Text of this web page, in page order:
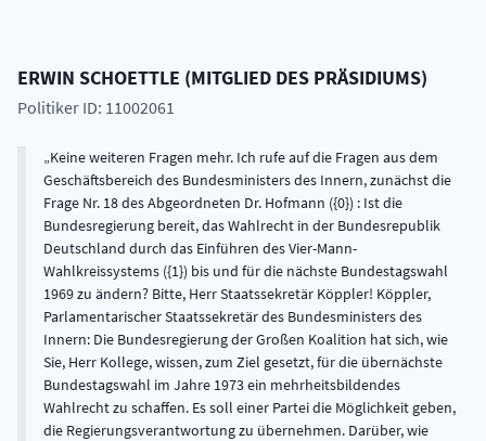
ERWIN SCHOETTLE (MITGLIED DES PRÄSIDIUMS)
Politiker ID: 11002061
Keine weiteren Fragen mehr. Ich rufe auf die Fragen aus dem
Geschäftsbereich des Bundesministers des Innern, zunächst die
Frage Nr. 18 des Abgeordneten Dr. Hofmann ({0}) : Ist die
Bundesregierung bereit, das Wahlrecht in der Bundesrepublik
Deutschland durch das Einführen des Vier-Mann-
Wahlkreissystems ({1}) bis und für die nächste Bundestagswahl
1969 zu ändern? Bitte, Herr Staatssekretär Köppler! Köppler,
Parlamentarischer Staatssekretär des Bundesministers des
Innern: Die Bundesregierung der Großen Koalition hat sich, wie
Sie, Herr Kollege, wissen, zum Ziel gesetzt, für die übernächste
Bundestagswahl im Jahre 1973 ein mehrheitsbildendes
Wahlrecht zu schaffen. Es soll einer Partei die Möglichkeit geben,
die Regierungsverantwortung zu übernehmen. Darüber, wie